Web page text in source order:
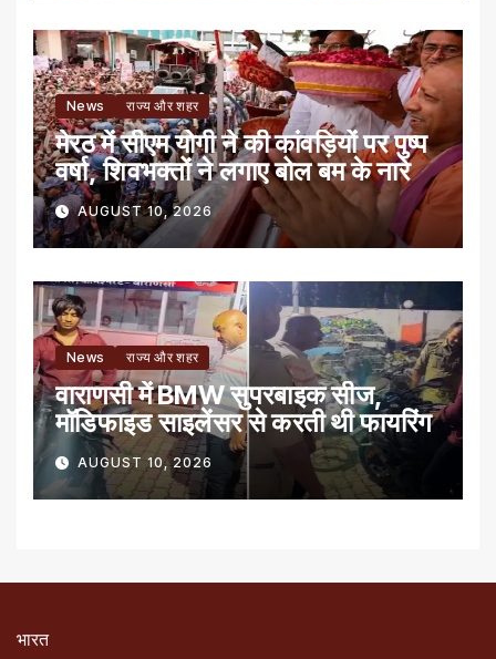
News राज्य और शहर
मेरठ में सीएम योगी ने की कांवड़ियों पर पुष्प
वर्षा, शिवभक्तों ने लगाए बोल बम के नारे
AUGUST 10, 2026
News राज्य और शहर
वाराणसी में BMW सुपरबाइक सीज,
मॉडिफाइड साइलेंसर से करती थी फायरिंग
AUGUST 10, 2026
भारत